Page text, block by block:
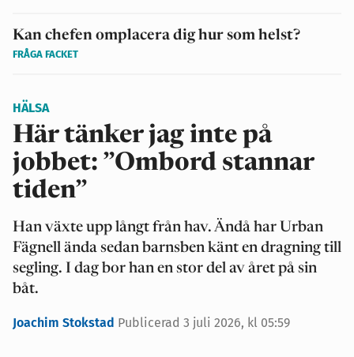
Kan chefen omplacera dig hur som helst?
FRÅGA FACKET
HÄLSA
Här tänker jag inte på
jobbet: ”Ombord stannar
tiden”
Han växte upp långt från hav. Ändå har Urban
Fägnell ända sedan barnsben känt en dragning till
segling. I dag bor han en stor del av året på sin
båt.
Joachim Stokstad Publicerad 3 juli 2026, kl 05:59